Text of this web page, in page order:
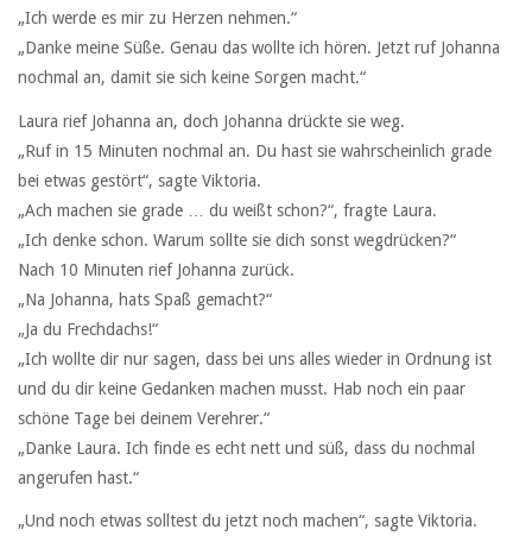
„Ich werde es mir zu Herzen nehmen.“
„Danke meine Süße. Genau das wollte ich hören. Jetzt ruf Johanna
nochmal an, damit sie sich keine Sorgen macht.“
Laura rief Johanna an, doch Johanna drückte sie weg.
„Ruf in 15 Minuten nochmal an. Du hast sie wahrscheinlich grade
bei etwas gestört“, sagte Viktoria.
„Ach machen sie grade … du weißt schon?“, fragte Laura.
„Ich denke schon. Warum sollte sie dich sonst wegdrücken?“
Nach 10 Minuten rief Johanna zurück.
„Na Johanna, hats Spaß gemacht?“
„Ja du Frechdachs!“
„Ich wollte dir nur sagen, dass bei uns alles wieder in Ordnung ist
und du dir keine Gedanken machen musst. Hab noch ein paar
schöne Tage bei deinem Verehrer.“
„Danke Laura. Ich finde es echt nett und süß, dass du nochmal
angerufen hast.“
„Und noch etwas solltest du jetzt noch machen“, sagte Viktoria.